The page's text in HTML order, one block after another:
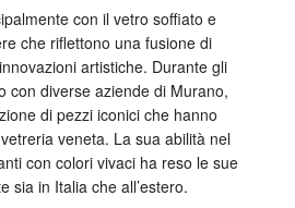
con il vetro soffiato e
che riflettono una fusione di
artistiche. Durante gli
con diverse aziende di Murano,
di pezzi iconici che hanno
veneta. La sua abilità nel
con colori vivaci ha reso le sue
sia in Italia che all’estero.